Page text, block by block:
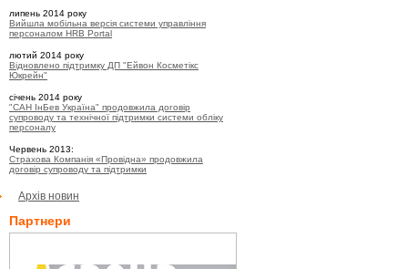
липень 2014 року
Вийшла мобільна версія системи управління
персоналом HRB Portal
лютий 2014 року
Відновлено підтримку ДП "Ейвон Косметікс
Юкрейн"
січень 2014 року
"САН ІнБев Україна" продовжила договір
супроводу та технічної підтримки системи обліку
персоналу
Червень 2013:
Страхова Компанія «Провідна» продовжила
договір супроводу та підтримки
Архів новин
Партнери